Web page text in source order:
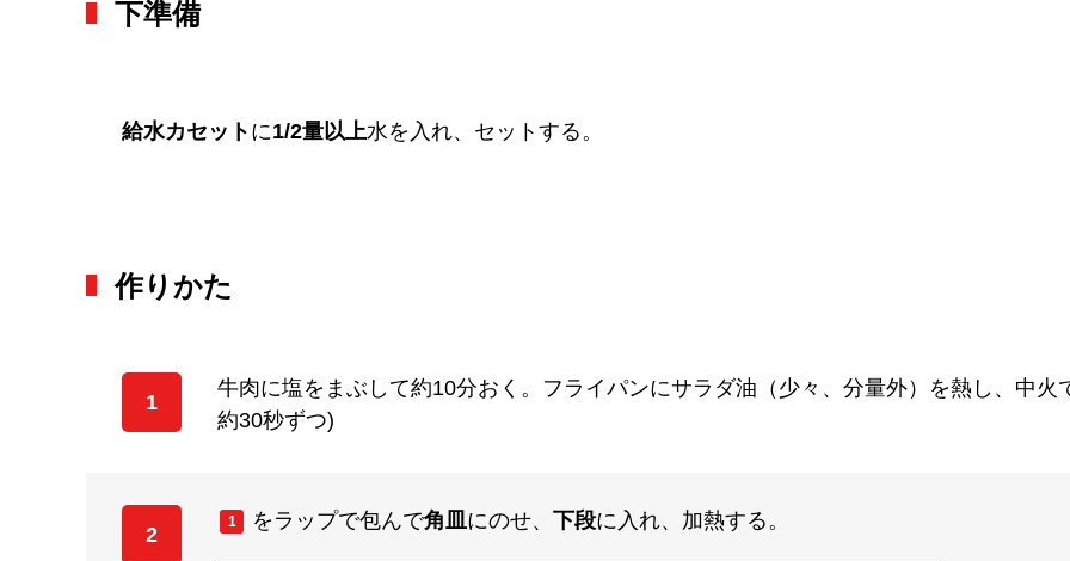
下準備
給水カセット に1/2量以上水を入れ、セットする。
作りかた
1
牛肉に塩をまぶして約10分おく。フライパンにサラダ油（少々、分量外）を熱し、中
約30秒ずつ)
2
1 をラップで包んで角皿にのせ、 下段に入れ、加熱する。